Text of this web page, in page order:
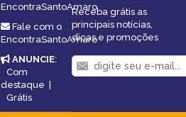
EncontraSantoAmaro
Fale com o
EncontraSantoAmaro
ANUNCIE:
Com
destaque |
Grátis
Receba grátis as
principais notícias,
dicas e promoções